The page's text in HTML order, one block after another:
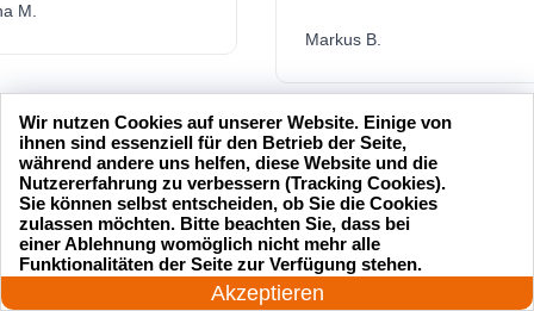
Markus B.
hat
Sehr guter Service! Der
Schlüsseldienst war freundlich
und hat mir schnell geholfen,
als ich meine Schlüssel
verloren hatte.
24 Stunden am Tag
Akzeptieren
Wir nutzen Cookies auf unserer Website. Einige von
ihnen sind essenziell für den Betrieb der Seite,
während andere uns helfen, diese Website und die
Nutzererfahrung zu verbessern (Tracking Cookies).
Sie können selbst entscheiden, ob Sie die Cookies
zulassen möchten. Bitte beachten Sie, dass bei
einer Ablehnung womöglich nicht mehr alle
Funktionalitäten der Seite zur Verfügung stehen.